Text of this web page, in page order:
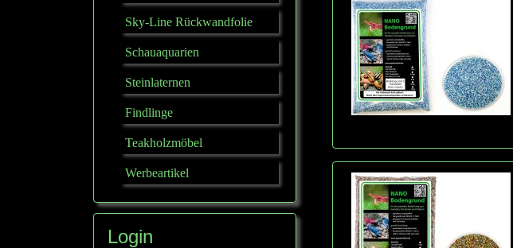
Sky-Line Rückwandfolie
Schauaquarien
Steinlaternen
Findlinge
Teakholzmöbel
Werbeartikel
Login